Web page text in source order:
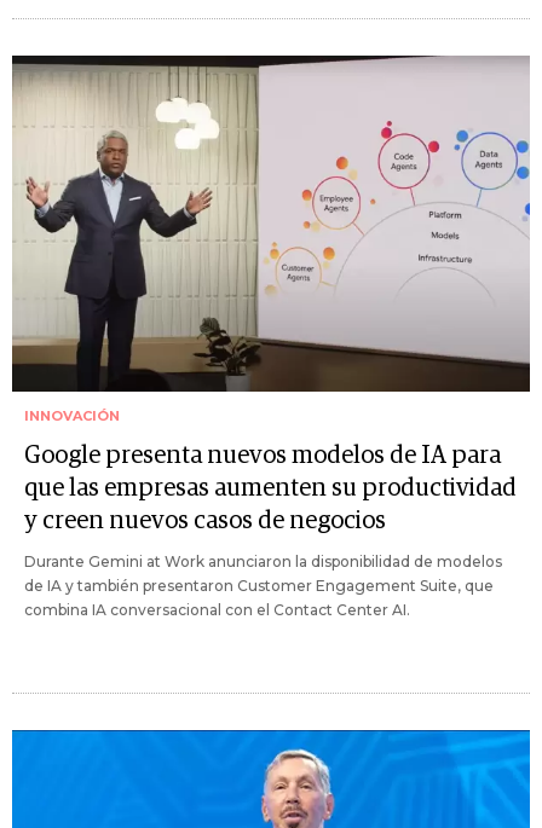
INNOVACIÓN
Google presenta nuevos modelos de IA para
que las empresas aumenten su productividad
y creen nuevos casos de negocios
Durante Gemini at Work anunciaron la disponibilidad de modelos
de IA y también presentaron Customer Engagement Suite, que
combina IA conversacional con el Contact Center AI.